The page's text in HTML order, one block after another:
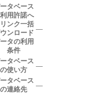
タベース
用許諾へ
ンク一括
ンロード
タの利用
条件
―
タベース
の使い方
―
タベース
の連絡先
―